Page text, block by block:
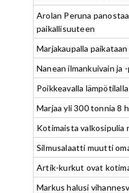
Arolan Peruna
paikallisuuteen
Marjakaupalla
Nanean ilmankuivain ja
Poikkeavalla
Marjaa yli 300 tonnia 8
Kotimaista valkosipulia
Silmusalaatti muutti
Artik-kurkut ovat
Markus halusi